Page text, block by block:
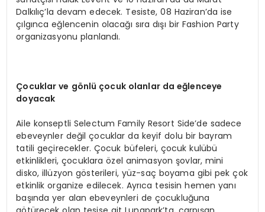
Dalkılıç’la devam edecek. Tesiste, 08 Haziran’da ise
çılgınca eğlencenin olacağı sıra dışı bir Fashion Party
organizasyonu planlandı.
Çocuklar ve gönlü çocuk olanlar da eğlenceye
doyacak
Aile konseptli Selectum Family Resort Side’de sadece
ebeveynler değil çocuklar da keyif dolu bir bayram
tatili geçirecekler. Çocuk büfeleri, çocuk kulübü
etkinlikleri, çocuklara özel animasyon şovlar, mini
disko, illüzyon gösterileri, yüz-saç boyama gibi pek çok
etkinlik organize edilecek. Ayrıca tesisin hemen yanı
başında yer alan ebeveynleri de çocukluğuna